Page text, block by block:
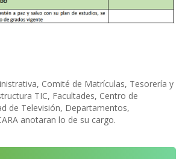
Comité de Matrículas, Tesorería y
TIC, Facultades, Centro de
de Televisión, Departamentos,
anotaran lo de su cargo.